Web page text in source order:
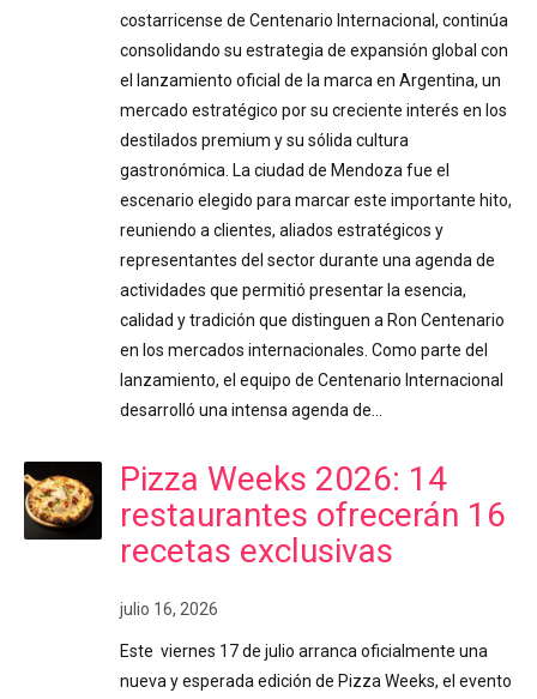
costarricense de Centenario Internacional, continúa
consolidando su estrategia de expansión global con
el lanzamiento oficial de la marca en Argentina, un
mercado estratégico por su creciente interés en los
destilados premium y su sólida cultura
gastronómica. La ciudad de Mendoza fue el
escenario elegido para marcar este importante hito,
reuniendo a clientes, aliados estratégicos y
representantes del sector durante una agenda de
actividades que permitió presentar la esencia,
calidad y tradición que distinguen a Ron Centenario
en los mercados internacionales. Como parte del
lanzamiento, el equipo de Centenario Internacional
desarrolló una intensa agenda de…
Pizza Weeks 2026: 14
restaurantes ofrecerán 16
recetas exclusivas
julio 16, 2026
Este viernes 17 de julio arranca oficialmente una
nueva y esperada edición de Pizza Weeks, el evento